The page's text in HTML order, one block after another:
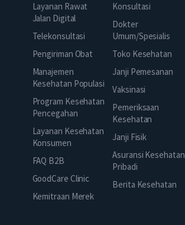
Layanan Rawat
Jalan Digital
Telekonsultasi
Pengiriman Obat
Manajemen
Kesehatan Populasi
Program Kesehatan
Pencegahan
Layanan Kesehatan
Konsumen
FAQ B2B
GoodCare Clinic
Kemitraan Merek
Konsultasi
Dokter
Umum/Spesialis
Toko Kesehatan
Janji Pemesanan
Vaksinasi
Pemeriksaan
Kesehatan
Janji Fisik
Asuransi Kesehatan
Pribadi
Berita Kesehatan